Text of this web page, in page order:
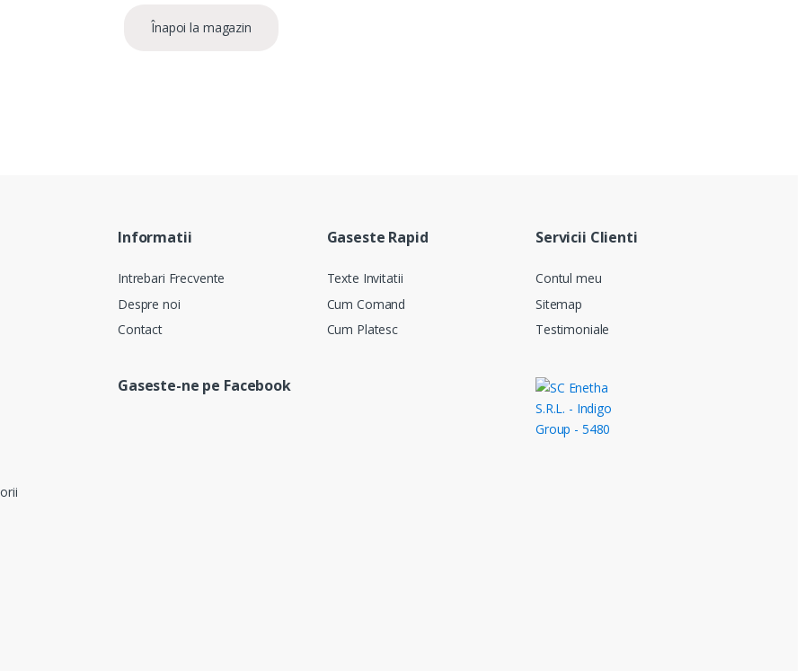
Înapoi la magazin
Informatii
Intrebari Frecvente
Despre noi
Contact
Gaseste Rapid
Texte Invitatii
Cum Comand
Cum Platesc
Servicii Clienti
Contul meu
Sitemap
Testimoniale
Gaseste-ne pe Facebook